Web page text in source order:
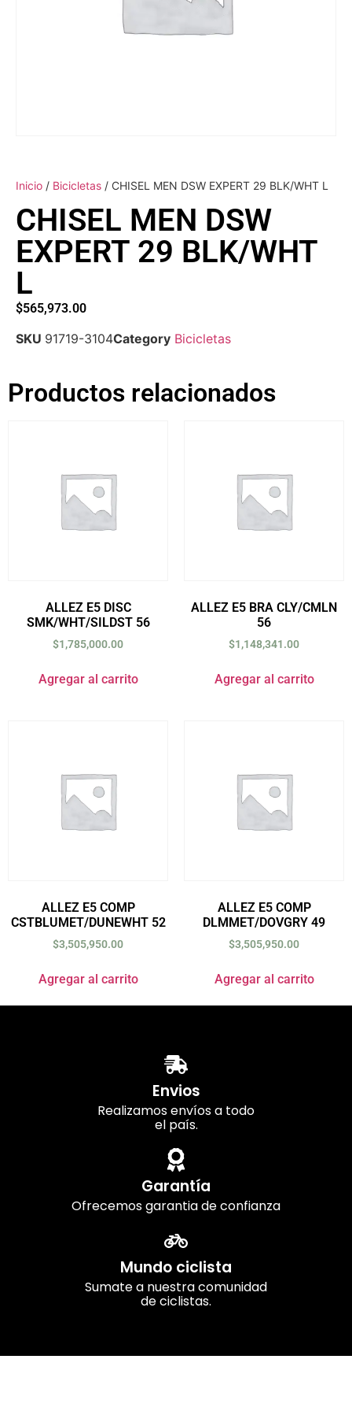
Inicio / Bicicletas / CHISEL MEN DSW EXPERT 29 BLK/WHT L
CHISEL MEN DSW
EXPERT 29 BLK/WHT
L
$565,973.00
SKU 91719-3104Category Bicicletas
Productos relacionados
ALLEZ E5 DISC
SMK/WHT/SILDST 56
$1,785,000.00
Agregar al carrito
ALLEZ E5 BRA CLY/CMLN
56
$1,148,341.00
Agregar al carrito
ALLEZ E5 COMP
CSTBLUMET/DUNEWHT 52
$3,505,950.00
Agregar al carrito
ALLEZ E5 COMP
DLMMET/DOVGRY 49
$3,505,950.00
Agregar al carrito
Envios
Realizamos envíos a todo
el país.
Garantía
Ofrecemos garantia de confianza
Mundo ciclista
Sumate a nuestra comunidad
de ciclistas.